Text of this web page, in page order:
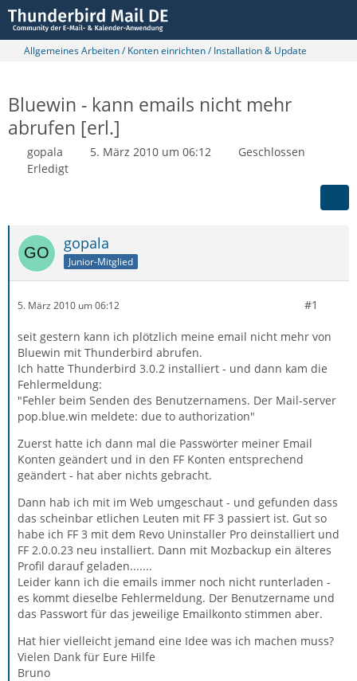
Allgemeines Arbeiten / Konten einrichten / Installation & Update
Bluewin - kann emails nicht mehr
abrufen [erl.]
gopala 5. März 2010 um 06:12
Geschlossen
Erledigt
gopala
Junior-Mitglied
5. März 2010 um 06:12 #1
seit gestern kann ich plötzlich meine email nicht mehr von
Bluewin mit Thunderbird abrufen.
Ich hatte Thunderbird 3.0.2 installiert - und dann kam die
Fehlermeldung:
"Fehler beim Senden des Benutzernamens. Der Mail-server
pop.blue.win meldete: due to authorization"
Zuerst hatte ich dann mal die Passwörter meiner Email
Konten geändert und in den FF Konten entsprechend
geändert - hat aber nichts gebracht.
Dann hab ich mit im Web umgeschaut - und gefunden dass
das scheinbar etlichen Leuten mit FF 3 passiert ist. Gut so
habe ich FF 3 mit dem Revo Uninstaller Pro deinstalliert und
FF 2.0.0.23 neu installiert. Dann mit Mozbackup ein älteres
Profil darauf geladen.......
Leider kann ich die emails immer noch nicht runterladen -
es kommt dieselbe Fehlermeldung. Der Benutzername und
das Passwort für das jeweilige Emailkonto stimmen aber.
Hat hier vielleicht jemand eine Idee was ich machen muss?
Vielen Dank für Eure Hilfe
Bruno